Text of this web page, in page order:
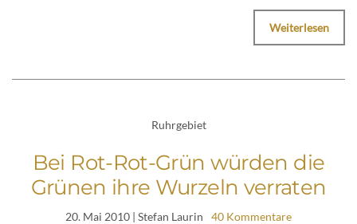
Weiterlesen
Ruhrgebiet
Bei Rot-Rot-Grün würden die
Grünen ihre Wurzeln verraten
20. Mai 2010 | Stefan Laurin 40 Kommentare